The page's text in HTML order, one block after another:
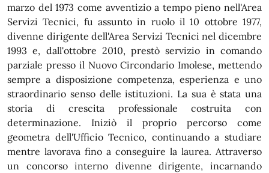
marzo del 1973 come avventizio a tempo pieno nell'Area
Servizi Tecnici, fu assunto in ruolo il 10 ottobre 1977,
divenne dirigente dell'Area Servizi Tecnici nel dicembre
1993 e, dall'ottobre 2010, prestò servizio in comando
parziale presso il Nuovo Circondario Imolese, mettendo
sempre a disposizione competenza, esperienza e uno
straordinario senso delle istituzioni. La sua è stata una
storia di crescita professionale costruita con
determinazione. Iniziò il proprio percorso come
geometra dell'Ufficio Tecnico, continuando a studiare
mentre lavorava fino a conseguire la laurea. Attraverso
un concorso interno divenne dirigente, incarnando